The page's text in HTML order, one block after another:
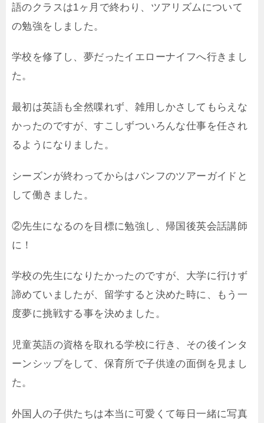
語のクラスは1ヶ月で終わり、ツアリズムについて
の勉強をしました。
学校を修了し、夢だったイエローナイフへ行きまし
た。
最初は英語も全然喋れず、雑用しかさしてもらえな
かったのですが、すこしずついろんな仕事を任され
るようになりました。
シーズンが終わってからはバンフのツアーガイドと
して働きました。
②先生になるのを目標に勉強し、帰国後英会話講師
に！
学校の先生になりたかったのですが、大学に行けず
諦めていましたが、留学すると決めた時に、もう一
度夢に挑戦する事を決めました。
児童英語の資格を取れる学校に行き、その後インタ
ーンシップをして、保育所で子供達の面倒を見まし
た。
外国人の子供たちは本当に可愛くて毎日一緒に写真